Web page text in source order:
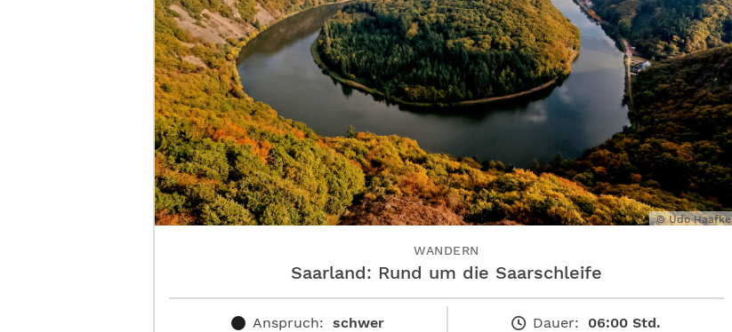
© Udo Haafke
WANDERN
Saarland: Rund um die Saarschleife
Anspruch: schwer Dauer: 06:00 Std.